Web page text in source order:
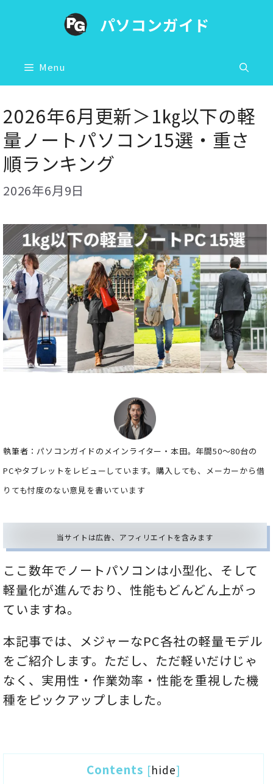
ツ
へ
ス
キ
ッ
プ
パソコンガイド
Menu
2026年6月更新＞1㎏以下の軽
量ノートパソコン15選・重さ
順ランキング
2026年6月9日
執筆者：パソコンガイドのメインライター・本田。年間50～80台の
PCやタブレットをレビューしています。購入しても、メーカーから借
りても忖度のない意見を書いています
当サイトは広告、アフィリエイトを含みます
ここ数年でノートパソコンは小型化、そして
軽量化が進んでおり、性能もどんどん上がっ
ていますね。
本記事では、メジャーなPC各社の軽量モデル
をご紹介します。ただし、ただ軽いだけじゃ
なく、実用性・作業効率・性能を重視した機
種をピックアップしました。
Contents [hide]